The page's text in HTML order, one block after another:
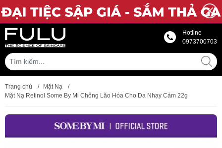
Hotline
0973700703
Trang chủ / Mặt Nạ
/
Mặt Nạ Retinol Some By Mi Chống Lão Hóa Cho Da Nhạy Cảm 22g